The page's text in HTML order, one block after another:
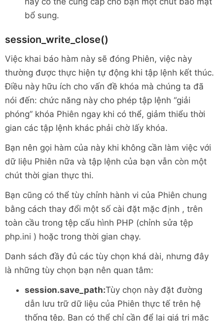
bổ sung.
session_write_close()
Việc khai báo hàm này sẽ đóng Phiên, việc này
thường được thực hiện tự động khi tập lệnh kết thúc.
Điều này hữu ích cho vấn đề khóa mà chúng ta đã
nói đến: chức năng này cho phép tập lệnh “giải
phóng” khóa Phiên ngay khi có thể, giảm thiểu thời
gian các tập lệnh khác phải chờ lấy khóa.
Bạn nên gọi hàm của này khi không cần làm việc với
dữ liệu Phiên nữa và tập lệnh của bạn vẫn còn một
chút thời gian thực thi.
Bạn cũng có thể tùy chỉnh hành vi của Phiên chung
bằng cách thay đổi một số cài đặt mặc định , trên
toàn cầu trong tệp cấu hình PHP (chỉnh sửa tệp
php.ini ) hoặc trong thời gian chạy.
Danh sách đầy đủ các tùy chọn khá dài, nhưng đây
là những tùy chọn bạn nên quan tâm:
session.save_path:Tùy chọn này đặt đường
dẫn lưu trữ dữ liệu của Phiên thực tế trên hệ
thống tệp. Bạn có thể chỉ cần để lại giá trị mặc